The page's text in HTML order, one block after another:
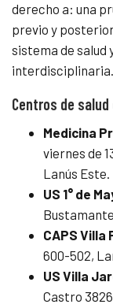
derecho a: una
previo y
sistema de salud
interdisciplinaria.
Centros de
Medicina
viernes de
Lanús Este.
US 1° de
CAPS Villa
600-502,
US Villa
Castro